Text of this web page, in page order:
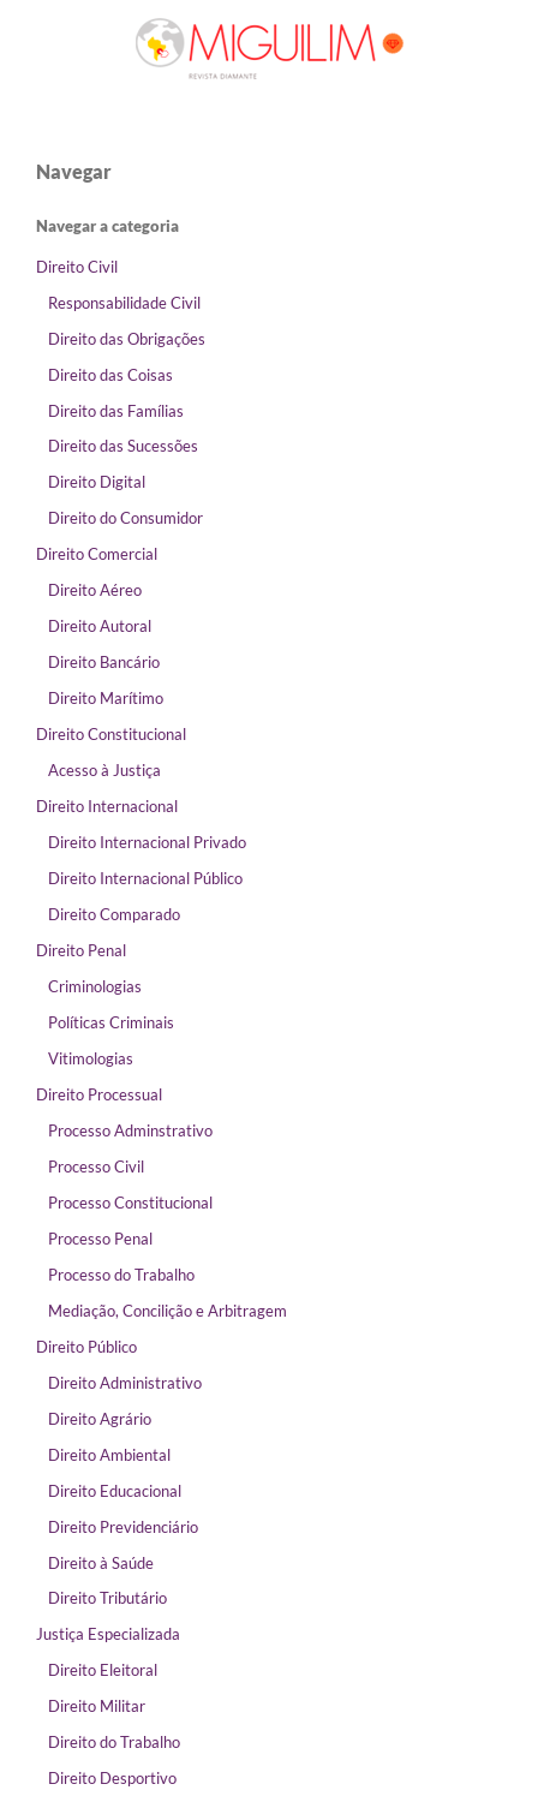
Navegar
Navegar a categoria
Direito Civil
Responsabilidade Civil
Direito das Obrigações
Direito das Coisas
Direito das Famílias
Direito das Sucessões
Direito Digital
Direito do Consumidor
Direito Comercial
Direito Aéreo
Direito Autoral
Direito Bancário
Direito Marítimo
Direito Constitucional
Acesso à Justiça
Direito Internacional
Direito Internacional Privado
Direito Internacional Público
Direito Comparado
Direito Penal
Criminologias
Políticas Criminais
Vitimologias
Direito Processual
Processo Adminstrativo
Processo Civil
Processo Constitucional
Processo Penal
Processo do Trabalho
Mediação, Concilição e Arbitragem
Direito Público
Direito Administrativo
Direito Agrário
Direito Ambiental
Direito Educacional
Direito Previdenciário
Direito à Saúde
Direito Tributário
Justiça Especializada
Direito Eleitoral
Direito Militar
Direito do Trabalho
Direito Desportivo